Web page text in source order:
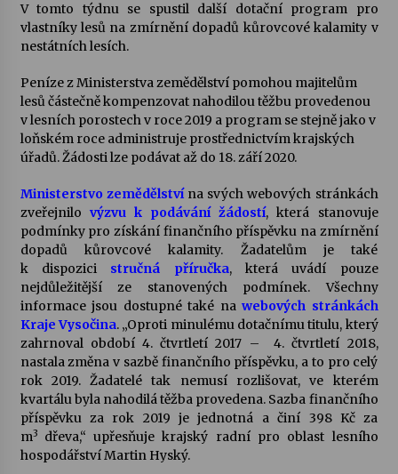
Letní koncerty ve Stromovce: Kolchoz a
Jenakaši
Votavžatský ploty
23. 7. 2026
Letní koncerty ve Stromovce: Rufus Miller
22. 7. 2026
17. 7. 2026
Ozvěny prázdnin
14. 7. 2026
Za kulturou kousek za Humpolec. V Želivě ožije
odkaz Josefa Čapka
V tomto týdnu se spustil další dotační program pro
vlastníky lesů na zmírnění dopadů kůrovcové kalamity v
nestátních lesích.
Peníze z Ministerstva zemědělství pomohou majitelům
lesů částečně kompenzovat nahodilou těžbu provedenou
v lesních porostech v roce 2019 a program se stejně jako v
loňském roce administruje prostřednictvím krajských
úřadů. Žádosti lze podávat až do 18. září 2020.
Ministerstvo zemědělstvína svých webových stránkách
zveřejnilo výzvu k podávání žádostí, která stanovuje
podmínky pro získání finančního příspěvku na zmírnění
dopadů kůrovcové kalamity. Žadatelům je také
k dispozici stručná příručka, která uvádí pouze
nejdůležitější ze stanovených podmínek. Všechny
informace jsou dostupné také na webových stránkách
Kraje Vysočina. „Oproti minulému dotačnímu titulu, který
zahrnoval období 4. čtvrtletí 2017 – 4. čtvrtletí 2018,
nastala změna v sazbě finančního příspěvku, a to pro celý
rok 2019. Žadatelé tak nemusí rozlišovat, ve kterém
kvartálu byla nahodilá těžba provedena. Sazba finančního
příspěvku za rok 2019 je jednotná a činí 398 Kč za
m3 dřeva,“ upřesňuje krajský radní pro oblast lesního
hospodářství Martin Hyský.